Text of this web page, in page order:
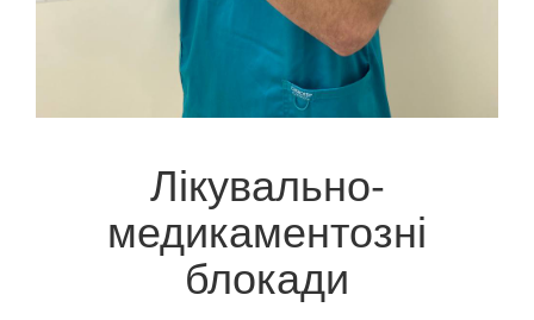
Лікувально-
медикаментозні
блокади